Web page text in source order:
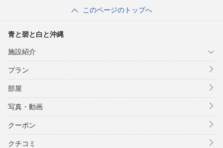
このページのトップへ
青と碧と白と沖縄
施設紹介
プラン
部屋
写真・動画
クーポン
クチコミ